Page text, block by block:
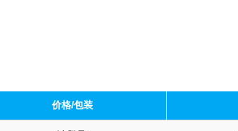
价格/包装